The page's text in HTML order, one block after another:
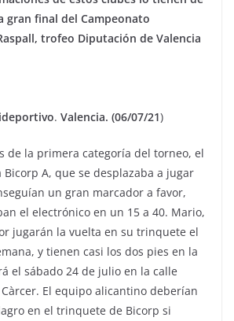
gran final del Campeonato
trofeo Diputación de Valencia
. Valencia. (06/07/21)
de la primera categoría del torneo, el
A, que se desplazaba a jugar
un gran marcador a favor,
el electrónico en un 15 a 40. Mario,
jugarán la vuelta en su trinquete el
y tienen casi los dos pies en la
el sábado 24 de julio en la calle
El equipo alicantino deberían
en el trinquete de Bicorp si